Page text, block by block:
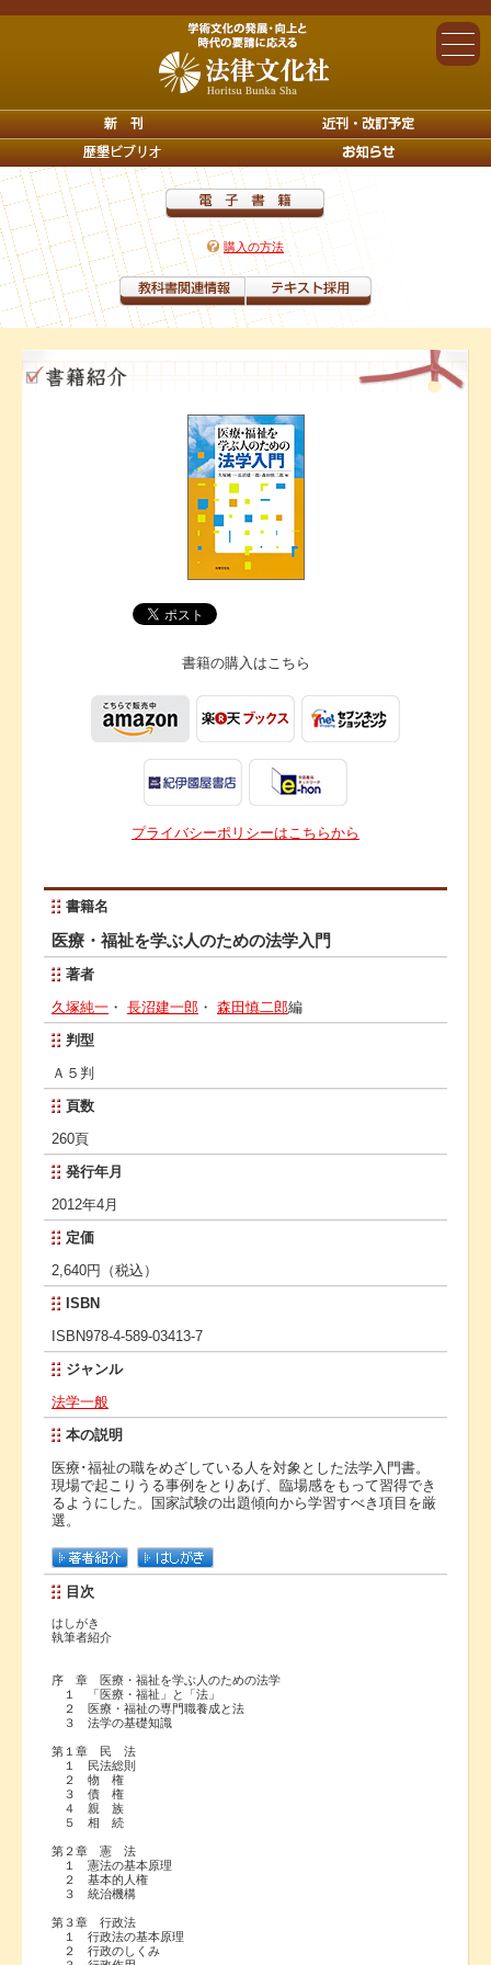
購入の方法
書籍の購入はこちら
プライバシーポリシーはこちらから
書籍名
医療・福祉を学ぶ人のための法学入門
著者
久塚純一 ・ 長沼建一郎 ・ 森田慎二郎編
判型
Ａ５判
頁数
260頁
発行年月
2012年4月
定価
2,640円（税込）
ISBN
ISBN978-4-589-03413-7
ジャンル
法学一般
本の説明
医療･福祉の職をめざしている人を対象とした法学入門書。
現場で起こりうる事例をとりあげ、臨場感をもって習得でき
るようにした。国家試験の出題傾向から学習すべき項目を厳
選。
目次
はしがき
執筆者紹介
序 章 医療・福祉を学ぶ人のための法学
１ 「医療・福祉」と「法」
２ 医療・福祉の専門職養成と法
３ 法学の基礎知識
第１章 民 法
１ 民法総則
２ 物 権
３ 債 権
４ 親 族
５ 相 続
第２章 憲 法
１ 憲法の基本原理
２ 基本的人権
３ 統治機構
第３章 行政法
１ 行政法の基本原理
２ 行政のしくみ